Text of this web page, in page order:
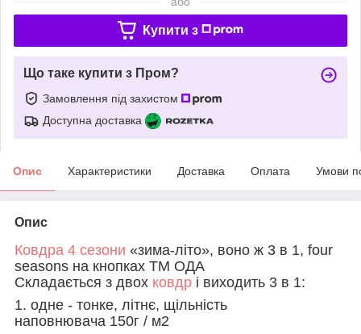
Купити з
Що таке купити з Пром?
Замовлення під захистом
Доступна доставка
Опис Характеристики Доставка Оплата Умови
Опис
Ковдра 4 сезони «зима-літо», воно ж 3 в 1, four
seasons на кнопках ТМ ОДА
Складається з двох ковдр і виходить 3 в 1:
1. одне - тонке, літнє, щільність
наповнювача 150г / м2